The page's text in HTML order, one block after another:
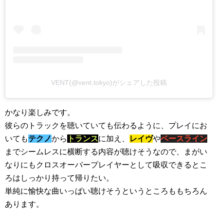
VENT(@vent.tokyo)がシェアした投稿
かなり楽しみです。
彼らのトラックを聴いていても伝わるように、プレイにお
いてもテクノから トランスに加え、 レイヴやベースライン
までシームレスに横断する内容が聴けそうなので、まがい
なりにもクロスオーバープレイヤーとして吸収できるとこ
ろはしっかり持って帰りたい。
単純に愉快な曲いっぱい聴けそうというところももちろん
あります。